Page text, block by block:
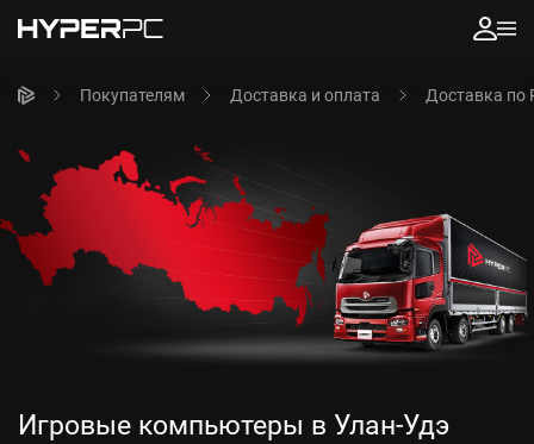
Покупателям Доставка и оплата Доставка по
Игровые компьютеры в Улан-Удэ